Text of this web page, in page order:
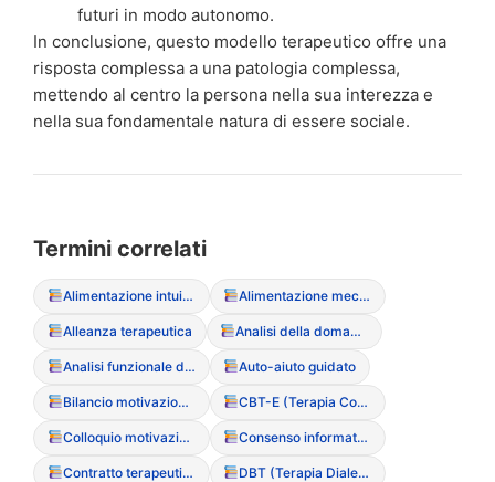
futuri in modo autonomo.
In conclusione, questo modello terapeutico offre una
risposta complessa a una patologia complessa,
mettendo al centro la persona nella sua interezza e
nella sua fondamentale natura di essere sociale.
Termini correlati
Alimentazione intuitiva (Intuitive Eating) Alimentazione meccanica
Alleanza terapeutica Analisi della domanda
Analisi funzionale del sintomo Auto-aiuto guidato
Bilancio motivazionale CBT-E (Terapia Cognitivo Comportamentale Migliorata)
Colloquio motivazionale Consenso informato (particolarit? nei minori)
Contratto terapeutico DBT (Terapia Dialettico Comportamentale)